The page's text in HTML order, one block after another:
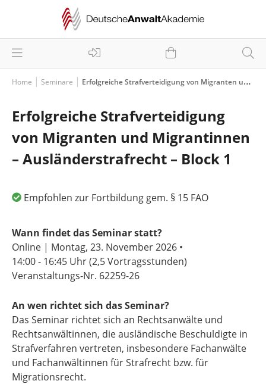
Home Seminare Erfolgreiche Strafverteidigung von Migranten und Migrantinnen – Ausländerstrafrecht – Block 1
Erfolgreiche Strafverteidigung
von Migranten und Migrantinnen
– Ausländerstrafrecht – Block 1
Empfohlen zur Fortbildung gem. § 15 FAO
Wann findet das Seminar statt?
Online | Montag, 23. November 2026 •
14:00 - 16:45 Uhr(2,5 Vortragsstunden)
Veranstaltungs-Nr. 62259-26
An wen richtet sich das Seminar?
Das Seminar richtet sich an Rechtsanwälte und
Rechtsanwältinnen, die ausländische Beschuldigte in
Strafverfahren vertreten, insbesondere Fachanwälte
und Fachanwältinnen für Strafrecht bzw. für
Migrationsrecht.